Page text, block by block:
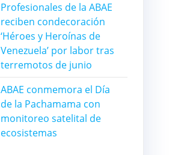
Profesionales de la ABAE
reciben condecoración
‘Héroes y Heroínas de
Venezuela’ por labor tras
terremotos de junio
ABAE conmemora el Día
de la Pachamama con
monitoreo satelital de
ecosistemas